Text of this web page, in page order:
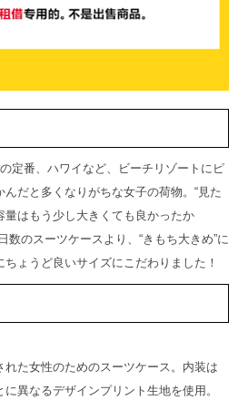
定番、ハワイなど、ビーチリゾートにピ
だと多くなりがちな女子の荷物。“見た
はもう少し大きくても良かったか
数のスーツケースより、“きもち大きめ”に
ょうど良いサイズにこだわりました！
た女性のためのスーツケース。内装は
異なるデザインプリント生地を使用。